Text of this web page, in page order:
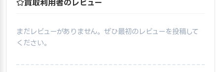
買取利用者のレビュー
まだレビューがありません。ぜひ最初のレビューを投稿して
ください。